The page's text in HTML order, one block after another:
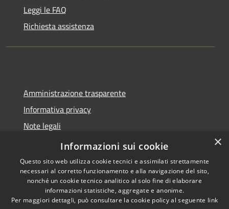
Leggi le FAQ
Richiesta assistenza
Amministrazione trasparente
Informativa privacy
Note legali
Dichiarazione di accessibilità
Accessibilità
Copyright © 2026 • Comune di
Spoleto • Powered by
×
Informazioni sui cookie
Questo sito web utilizza cookie tecnici e assimilati strettamente
necessari al corretto funzionamento e alla navigazione del sito,
nonché un cookie tecnico analitico al solo fine di elaborare
informazioni statistiche, aggregate e anonime.
Per maggiori dettagli, può consultare la cookie policy al seguente link